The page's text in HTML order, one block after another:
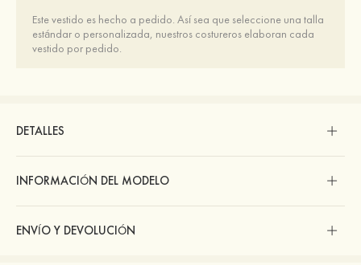
Este vestido es hecho a pedido. Así sea que seleccione una talla
estándar o personalizada, nuestros costureros elaboran cada
vestido por pedido.
DETALLES
INFORMACIÓN DEL MODELO
ENVÍO Y DEVOLUCIÓN